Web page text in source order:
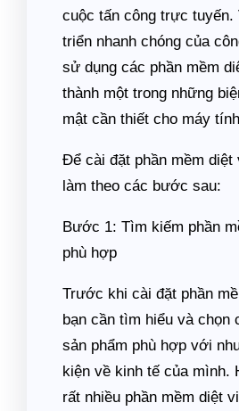
cuộc tấn công trực
triển nhanh chóng của
sử dụng các phần mềm
thành một trong những
mật cần thiết cho máy
Để cài đặt phần mềm diệt
làm theo các bước sau:
Bước 1: Tìm kiếm phần
phù hợp
Trước khi cài đặt phần
bạn cần tìm hiểu và chọn
sản phẩm phù hợp với
kiện về kinh tế của mình.
rất nhiều phần mềm diệt